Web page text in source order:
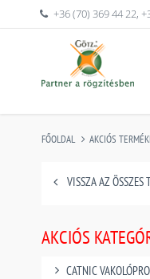
+36 (70) 369 44 22,
FŐOLDAL AKCIÓS
VISSZA AZ ÖSSZES
AKCIÓS
CATNIC